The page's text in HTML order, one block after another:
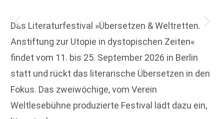
Das Literaturfestival »Übersetzen & Weltretten.
Anstiftung zur Utopie in dystopischen Zeiten«
findet vom 11. bis 25. September 2026 in Berlin
statt und rückt das literarische Übersetzen in den
Fokus. Das zweiwöchige, vom Verein
Weltlesebühne produzierte Festival lädt dazu ein,